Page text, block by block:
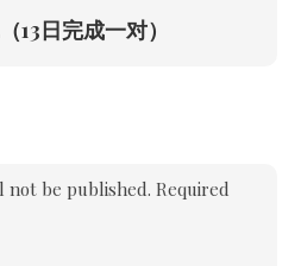
13日完成一对）
not be published. Required